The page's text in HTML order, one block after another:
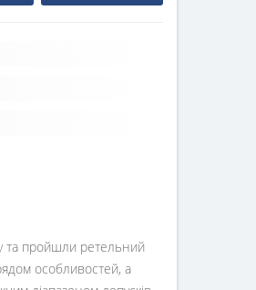
та пройшли ретельний
особливостей, а